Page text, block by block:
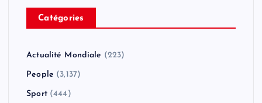
Catégories
Actualité Mondiale (223)
People (3,137)
Sport(444)